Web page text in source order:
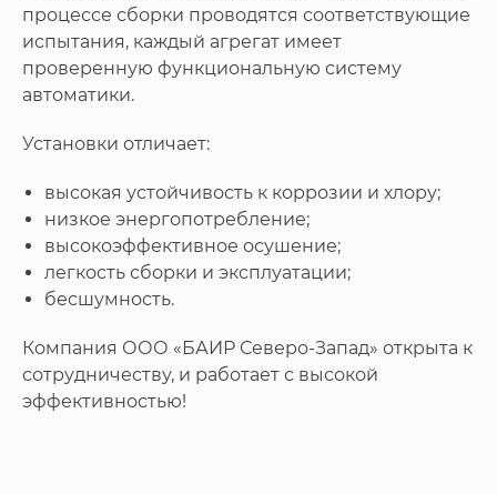
процессе сборки проводятся соответствующие
испытания, каждый агрегат имеет
проверенную функциональную систему
автоматики.
Установки отличает:
высокая устойчивость к коррозии и хлору;
низкое энергопотребление;
высокоэффективное осушение;
легкость сборки и эксплуатации;
бесшумность.
Компания ООО «БАИР Северо-Запад» открыта к
сотрудничеству, и работает с высокой
эффективностью!